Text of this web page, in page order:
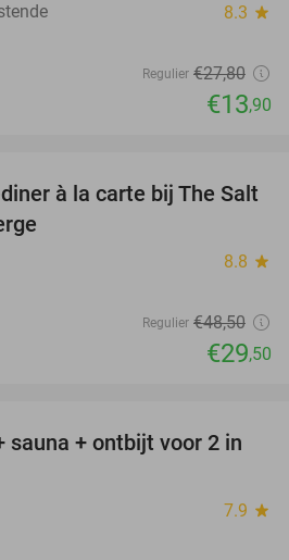
8.3 star
Regulier €27,80
€13,90
39%
à la carte bij The Salt
8.8 star
Regulier €48,50
€29,50
42%
sauna + ontbijt voor 2 in
7.9 star